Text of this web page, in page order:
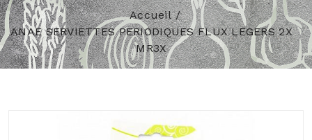
Accueil
ANAE SERVIETTES PERIODIQUES FLUX LEGERS 2X
MR3X